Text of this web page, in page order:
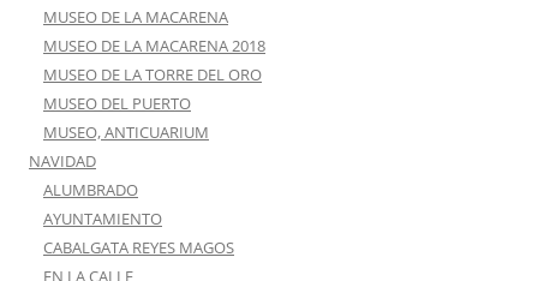
MUSEO DE LA MACARENA
MUSEO DE LA MACARENA 2018
MUSEO DE LA TORRE DEL ORO
MUSEO DEL PUERTO
MUSEO, ANTICUARIUM
NAVIDAD
ALUMBRADO
AYUNTAMIENTO
CABALGATA REYES MAGOS
EN LA CALLE